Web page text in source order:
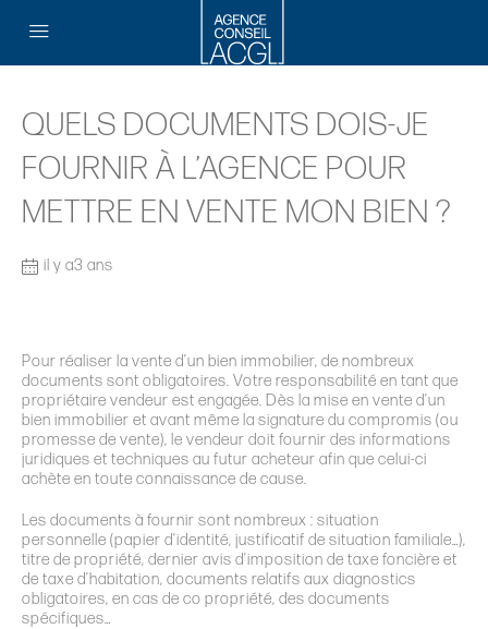
QUELS DOCUMENTS DOIS-JE
FOURNIR À L’AGENCE POUR
METTRE EN VENTE MON BIEN ?
il y a3 ans
Pour réaliser la vente d’un bien immobilier, de nombreux
documents sont obligatoires. Votre responsabilité en tant que
propriétaire vendeur est engagée. Dès la mise en vente d’un
bien immobilier et avant même la signature du compromis (ou
promesse de vente), le vendeur doit fournir des informations
juridiques et techniques au futur acheteur afin que celui-ci
achète en toute connaissance de cause.
Les documents à fournir sont nombreux : situation
personnelle (papier d’identité, justificatif de situation familiale…),
titre de propriété, dernier avis d’imposition de taxe foncière et
de taxe d’habitation, documents relatifs aux diagnostics
obligatoires, en cas de co propriété, des documents
spécifiques…